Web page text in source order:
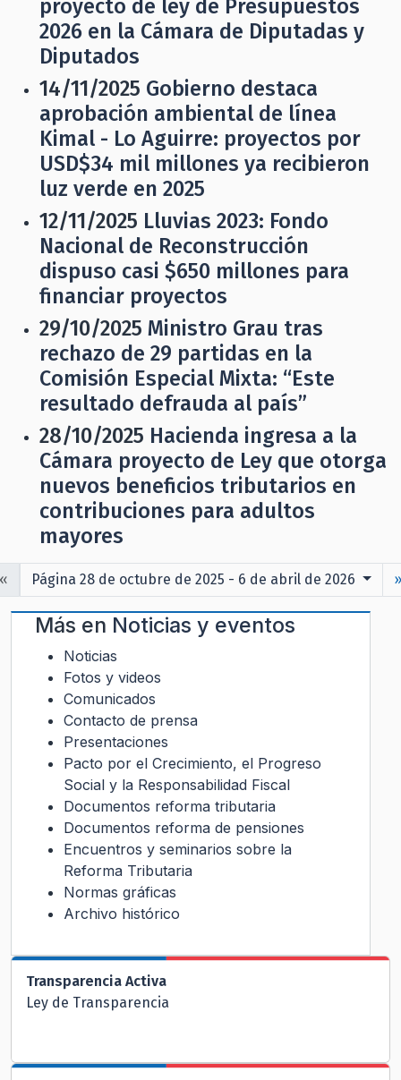
proyecto de ley de Presupuestos
2026 en la Cámara de Diputadas y
Diputados
14/11/2025 Gobierno destaca
aprobación ambiental de línea
Kimal - Lo Aguirre: proyectos por
USD$34 mil millones ya recibieron
luz verde en 2025
12/11/2025 Lluvias 2023: Fondo
Nacional de Reconstrucción
dispuso casi $650 millones para
financiar proyectos
29/10/2025 Ministro Grau tras
rechazo de 29 partidas en la
Comisión Especial Mixta: “Este
resultado defrauda al país”
28/10/2025 Hacienda ingresa a la
Cámara proyecto de Ley que otorga
nuevos beneficios tributarios en
contribuciones para adultos
mayores
« Página 28 de octubre de 2025 - 6 de abril de 2026 »
Más en Noticias y eventos
Noticias
Fotos y videos
Comunicados
Contacto de prensa
Presentaciones
Pacto por el Crecimiento, el Progreso
Social y la Responsabilidad Fiscal
Documentos reforma tributaria
Documentos reforma de pensiones
Encuentros y seminarios sobre la
Reforma Tributaria
Normas gráficas
Archivo histórico
Transparencia Activa
Ley de Transparencia